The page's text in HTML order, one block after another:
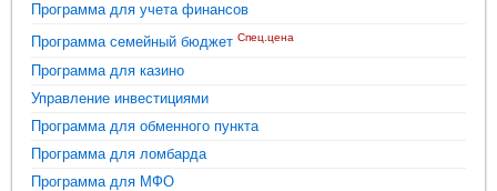
Программа для учета финансов
Программа семейный бюджет Спец.цена
Программа для казино
Управление инвестициями
Программа для обменного пункта
Программа для ломбарда
Программа для МФО